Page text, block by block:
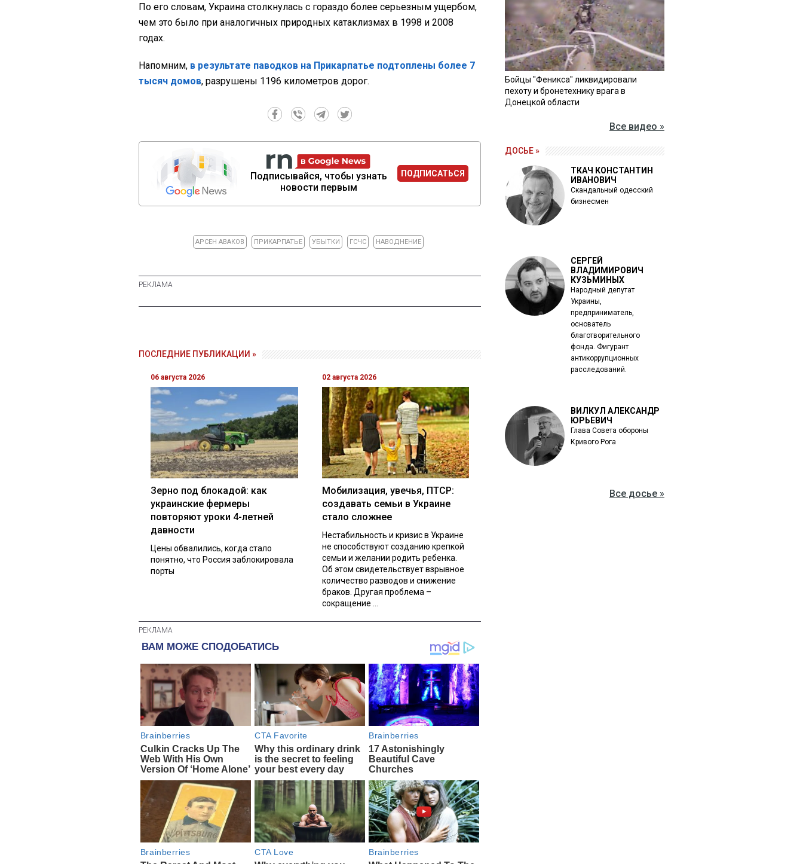
По его словам, Украина столкнулась с гораздо более серьезным ущербом,
чем это было при аналогичных природных катаклизмах в 1998 и 2008
годах.
Напомним, в результате паводков на Прикарпатье подтоплены более 7
тысяч домов, разрушены 1196 километров дорог.
Подписывайся, чтобы узнать
новости первым
ПОДПИСАТЬСЯ
АРСЕН АВАКОВ ПРИКАРПАТЬЕ УБЫТКИ ГСЧС НАВОДНЕНИЕ
ПОСЛЕДНИЕ ПУБЛИКАЦИИ »
06 августа 2026
Зерно под блокадой: как
украинские фермеры
повторяют уроки 4-летней
давности
Цены обвалились, когда стало
понятно, что Россия заблокировала
порты
02 августа 2026
Мобилизация, увечья, ПТСР:
создавать семьи в Украине
стало сложнее
Нестабильность и кризис в Украине
не способствуют созданию крепкой
семьи и желании родить ребенка.
Об этом свидетельствует взрывное
количество разводов и снижение
браков. Другая проблема –
сокращение ...
Бойцы "Феникса" ликвидировали
пехоту и бронетехнику врага в
Донецкой области
Все видео »
ДОСЬЕ »
ТКАЧ КОНСТАНТИН
ИВАНОВИЧ
Скандальный одесский
бизнесмен
СЕРГЕЙ
ВЛАДИМИРОВИЧ
КУЗЬМИНЫХ
Народный депутат
Украины,
предприниматель,
основатель
благотворительного
фонда. Фигурант
антикоррупционных
расследований.
ВИЛКУЛ АЛЕКСАНДР
ЮРЬЕВИЧ
Глава Совета обороны
Кривого Рога
Все досье »